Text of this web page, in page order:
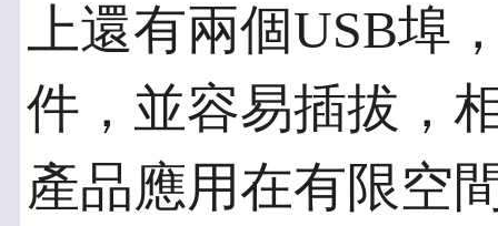
上還有兩個USB埠
件，並容易插拔，
產品應用在有限空